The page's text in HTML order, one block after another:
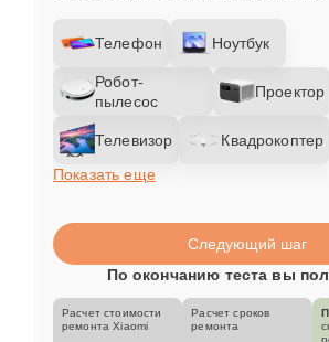
Телефон Ноутбук
Робот-
пылесос
Проектор
Телевизор
Квадрокоптер
Показать еще
Следующий шаг
По окончанию теста вы
Расчет стоимости
ремонта Xiaomi
Расчет сроков
ремонта